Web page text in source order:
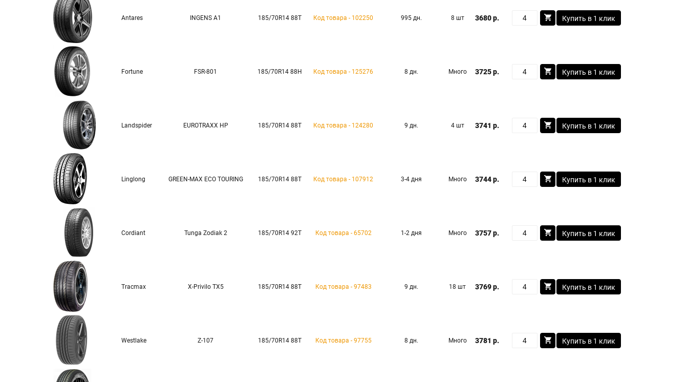
Antares INGENS A1 185/70R14 88T Код товара - 102250 995 дн. 8 шт 3680 р. Купить в 1 клик
Fortune FSR-801 185/70R14 88H Код товара - 125276 8 дн. Много 3725 р. Купить в 1 клик
Landspider EUROTRAXX HP 185/70R14 88T Код товара - 124280 9 дн. 4 шт 3741 р. Купить в 1 клик
Linglong GREEN-MAX ECO TOURING 185/70R14 88T Код товара - 107912 3-4 дня Много 3744 р. Купить в 1 клик
Cordiant Tunga Zodiak 2 185/70R14 92T Код товара - 65702 1-2 дня Много 3757 р. Купить в 1 клик
Tracmax X-Privilo TX5 185/70R14 88T Код товара - 97483 9 дн. 18 шт 3769 р. Купить в 1 клик
Westlake Z-107 185/70R14 88T Код товара - 97755 8 дн. Много 3781 р. Купить в 1 клик